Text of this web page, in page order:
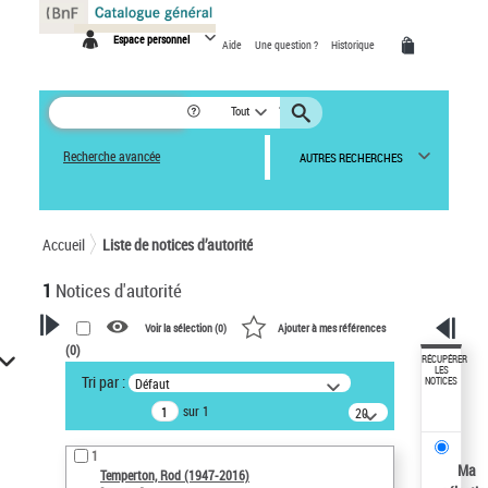
Espace personnel Aide Une question ? Historique
Tout
Recherche avancée AUTRES RECHERCHES
Accueil Liste de notices d’autorité
1 Notices d'autorité
VOTRE RECHERCHE
Recherche avancée dans les
notices d’autorité
Œuvres liées à l'auteur :
Temperton, Rod (1947-2016)
Voir la sélection (0) Ajouter à mes références
(0)
Tri par : Défaut
sur 1
20
résultats/page
1
Temperton, Rod (1947-2016)
RÉCUPÉRER
LES
NOTICES
Ma
Panneau de gestion des cookies